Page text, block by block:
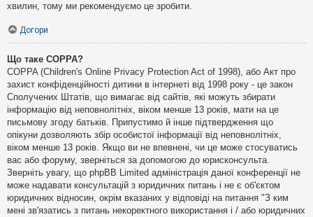
хвилин, тому ми рекомендуємо це зробити.
Догори
Що таке COPPA?
COPPA (Children's Online Privacy Protection Act of 1998), або Акт про
захист конфіденційності дитини в інтернеті від 1998 року - це закон
Сполучених Штатів, що вимагає від сайтів, які можуть збирати
інформацію від неповнолітніх, віком менше 13 років, мати на це
письмову згоду батьків. Припустимо й інше підтвердження що
опікуни дозволяють збір особистої інформації від неповнолітніх,
віком менше 13 років. Якщо ви не впевнені, чи це може стосуватись
вас або форуму, зверніться за допомогою до юрисконсульта.
Зверніть увагу, що phpBB Limited адміністрація даної конференції не
може надавати консультацій з юридичних питань і не є об'єктом
юридичних відносин, окрім вказаних у відповіді на питання "З ким
мені зв'язатись з питань некоректного використання і / або юридичних